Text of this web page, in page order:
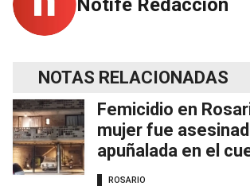
NOTAS RELACIONADAS
Femicidio en
mujer fue
apuñalada en el
ROSARIO